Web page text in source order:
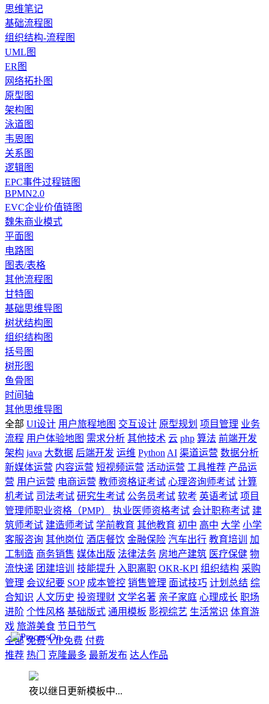
思维笔记
基础流程图
组织结构-流程图
UML图
ER图
网络拓扑图
原型图
架构图
泳道图
韦恩图
关系图
逻辑图
EPC事件过程链图
BPMN2.0
EVC企业价值链图
魏朱商业模式
平面图
电路图
图表/表格
其他流程图
甘特图
基础思维导图
树状结构图
组织结构图
括号图
树形图
鱼骨图
时间轴
其他思维导图
全部 UI设计 用户旅程地图 交互设计 原型规划 项目管理 业务
流程 用户体验地图 需求分析 其他技术 云 php 算法 前端开发
架构 java 大数据 后端开发 运维 Python AI 渠道运营 数据分析
新媒体运营 内容运营 短视频运营 活动运营 工具推荐 产品运
营 用户运营 电商运营 教师资格证考试 心理咨询师考试 计算
机考试 司法考试 研究生考试 公务员考试 软考 英语考试 项目
管理师职业资格（PMP）
执业医师资格考试 会计职称考试 建
筑师考试 建造师考试 学前教育 其他教育 初中 高中 大学 小学
客服咨询 其他岗位 酒店餐饮 金融保险 汽车出行 教育培训
加
工制造 商务销售 媒体出版 法律法务 房地产建筑 医疗保健 物
流快递 团建培训 技能提升 入职离职 OKR-KPI 组织结构 采购
管理 会议纪要 SOP 成本管控 销售管理 面试技巧 计划总结 综
合知识 人文历史 投资理财 文学名著 亲子家庭 心理成长 职场
进阶 个性风格 基础版式 通用模板 影视综艺 生活常识 体育游
戏 旅游美食 节日节气
全部 免费 VIP免费 付费
推荐 热门 克隆最多 最新发布 达人作品
夜以继日更新模板中...